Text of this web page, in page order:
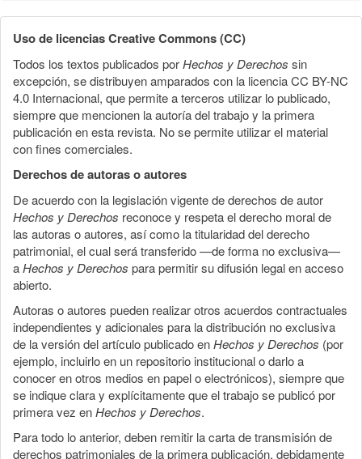
Uso de licencias Creative Commons (CC)
Todos los textos publicados porHechos y Derechos sin
excepción, se distribuyen amparados con la licencia CC BY-NC
4.0 Internacional, que permite a terceros utilizar lo publicado,
siempre que mencionen la autoría del trabajo y la primera
publicación en esta revista. No se permite utilizar el material
con fines comerciales.
Derechos de autoras o autores
De acuerdo con la legislación vigente de derechos de autor
Hechos y Derechos reconoce y respeta el derecho moral de
las autoras o autores, así como la titularidad del derecho
patrimonial, el cual será transferido —de forma no exclusiva—
aHechos y Derechos para permitir su difusión legal en acceso
abierto.
Autoras o autores pueden realizar otros acuerdos contractuales
independientes y adicionales para la distribución no exclusiva
de la versión del artículo publicado enHechos y Derechos (por
ejemplo, incluirlo en un repositorio institucional o darlo a
conocer en otros medios en papel o electrónicos), siempre que
se indique clara y explícitamente que el trabajo se publicó por
primera vez enHechos y Derechos.
Para todo lo anterior, deben remitir la carta de transmisión de
derechos patrimoniales de la primera publicación, debidamente